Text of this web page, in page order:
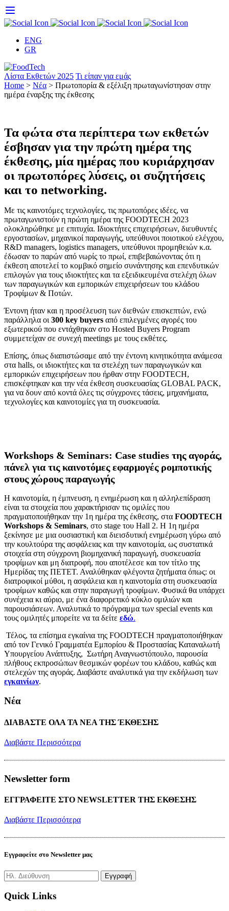
Skip
to
content
ENG
GR
Λίστα Εκθετών 2025 Τι είπαν για εμάς
Home > Νέα > Πρωτοπορία & εξέλιξη πρωταγωνίστησαν στην
ημέρα έναρξης της έκθεσης
Τα φώτα στα περίπτερα των εκθετών
έσβησαν για την πρώτη ημέρα της
έκθεσης, μία ημέρας που κυριάρχησαν
οι πρωτοπόρες λύσεις, οι συζητήσεις
και το networking.
Με τις καινοτόμες τεχνολογίες, τις πρωτοπόρες ιδέες, να
πρωταγωνιστούν η πρώτη ημέρα της FOODTECH 2023
ολοκληρώθηκε με επιτυχία. Ιδιοκτήτες επιχειρήσεων, διευθυντές
εργοστασίων, μηχανικοί παραγωγής, υπεύθυνοι ποιοτικού ελέγχου,
R&D managers, logistics managers, υπεύθυνοι προμηθειών κ.α.
έδωσαν το παρών από νωρίς το πρωί, επιβεβαιώνοντας ότι η
έκθεση αποτελεί το κομβικό σημείο συνάντησης και επενδυτικών
επιλογών για τους ιδιοκτήτες και τα εξειδικευμένα στελέχη όλων
των παραγωγικών και εμπορικών επιχειρήσεων του κλάδου
Τροφίμων & Ποτών.
Έντονη ήταν και η προσέλευση των διεθνών επισκεπτών, ενώ
παράλληλα οι 300 key buyers από επιλεγμένες αγορές του
εξωτερικού που εντάχθηκαν στο Hosted Buyers Program
συμμετείχαν σε συνεχή meetings με τους εκθέτες.
Επίσης, όπως διαπιστώσαμε από την έντονη κινητικότητα ανάμεσα
στα halls, οι ιδιοκτήτες και τα στελέχη των παραγωγικών και
εμπορικών επιχειρήσεων που ήρθαν στην FOODTECH,
επισκέφτηκαν και την νέα έκθεση συσκευασίας GLOBAL PACK,
για να δουν από κοντά όλες τις σύγχρονες τάσεις, μηχανήματα,
τεχνολογίες και καινοτομίες για τη συσκευασία.
Workshops & Seminars: Case studies της αγοράς,
πάνελ για τις καινοτόμες εφαρμογές ρομποτικής
στους χώρους παραγωγής
Η καινοτομία, η έμπνευση, η ενημέρωση και η αλληλεπίδραση
είναι τα στοιχεία που χαρακτήρισαν τις ομιλίες που
πραγματοποιήθηκαν την 1η ημέρα της έκθεσης, στα FOODTECH
Workshops & Seminars, στο stage του Hall 2. Η 1η ημέρα
ξεκίνησε με μια ουσιαστική και διεισδυτική ενημέρωση γύρω από
την κουλτούρα της ασφάλειας και την καινοτομία, ως συστατικά
στοιχεία στη σύγχρονη βιομηχανική παραγωγή, συσκευασία
τροφίμων και μη διατροφή, που αποτέλεσε και τον τίτλο της
Ημερίδας της ΠΕΤΕΤ. Αναλύθηκαν φλέγοντα ζητήματα όπως: οι
διατροφικοί μύθοι, η ασφάλεια και η καινοτομία στη συσκευασία
τροφίμων καθώς και στην παραγωγή τροφίμων. Φυσικά θα υπάρχει
συνέχεια κι αύριο, με ένα διαφορετικό κύκλο ομιλιών και
παρουσιάσεων. Αναλυτικά το πρόγραμμα των special events και
τους ομιλητές μπορείτε να τα δείτε εδώ.
Τέλος, τα επίσημα εγκαίνια της FOODTECH πραγματοποιήθηκαν
από τον Γενικό Γραμματέα Εμπορίου & Προστασίας Καταναλωτή
Υπουργείου Ανάπτυξης, Σωτήρη Αναγνωστόπουλο, παρουσία
πλήθους εκπροσώπων θεσμικών φορέων του κλάδου, καθώς και
στελεχών της αγοράς. Διαβάστε αναλυτικά για την εκδήλωση των
εγκαινίων.
Νέα
ΔΙΑΒΑΣΤΕ ΟΛΑ ΤΑ ΝΕΑ ΤΗΣ ΈΚΘΕΣΗΣ
Διαβάστε Περισσότερα
Newsletter form
ΕΓΓΡΑΦΕΙΤΕ ΣΤΟ NEWSLETTER ΤΗΣ ΕΚΘΕΣΗΣ
Διαβάστε Περισσότερα
Εγγραφείτε στο Newsletter μας
Quick Links